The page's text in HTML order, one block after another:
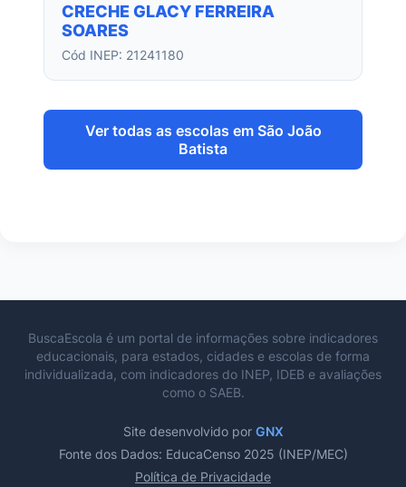
CRECHE GLACY FERREIRA
SOARES
Cód INEP: 21241180
Ver todas as escolas em São João
Batista
BuscaEscola é um portal de informações sobre indicadores
educacionais, para estados, cidades e escolas de forma
individualizada, com indicadores do INEP, IDEB e avaliações
como o SAEB.
Site desenvolvido por GNX
Fonte dos Dados: EducaCenso 2025 (INEP/MEC)
Política de Privacidade